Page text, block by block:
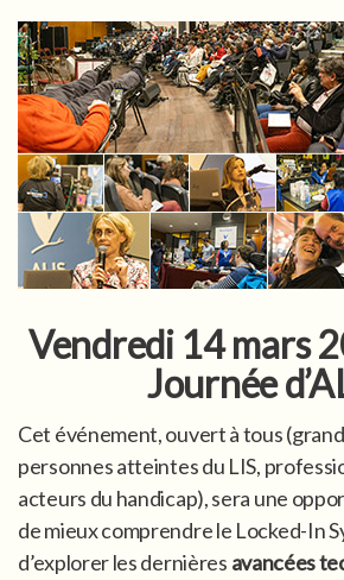
Vendredi 14 mars
Journée
Cet événement, ouvert à tous
personnes atteintes du LIS,
acteurs du handicap), sera une
de mieux comprendre le Locked-In
d’explorer les dernières avancées